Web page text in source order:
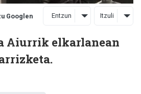
Googlen Entzun Itzuli
Aiurrik elkarlanean